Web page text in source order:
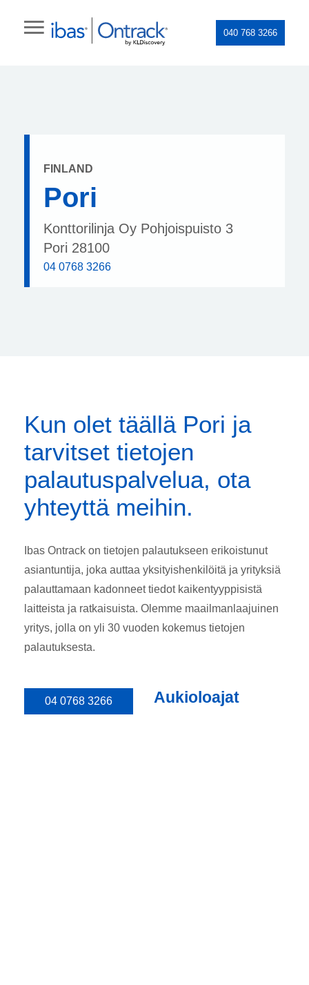
040 768 3266
FINLAND
Pori
Konttorilinja Oy Pohjoispuisto 3
Pori 28100
04 0768 3266
Kun olet täällä Pori ja
tarvitset tietojen
palautuspalvelua, ota
yhteyttä meihin.
Ibas Ontrack on tietojen palautukseen erikoistunut
asiantuntija, joka auttaa yksityishenkilöitä ja yrityksiä
palauttamaan kadonneet tiedot kaikentyyppisistä
laitteista ja ratkaisuista. Olemme maailmanlaajuinen
yritys, jolla on yli 30 vuoden kokemus tietojen
palautuksesta.
04 0768 3266 Aukioloajat